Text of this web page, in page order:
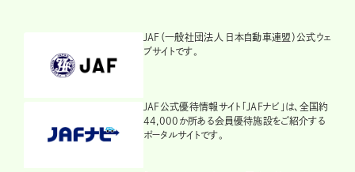
JAF（一般社団法人 日本自動車連盟）公式ウェ
ブサイトです。
JAF公式優待情報サイト「JAFナビ」は、全国約
44,000か所ある会員優待施設をご紹介する
ポータルサイトです。